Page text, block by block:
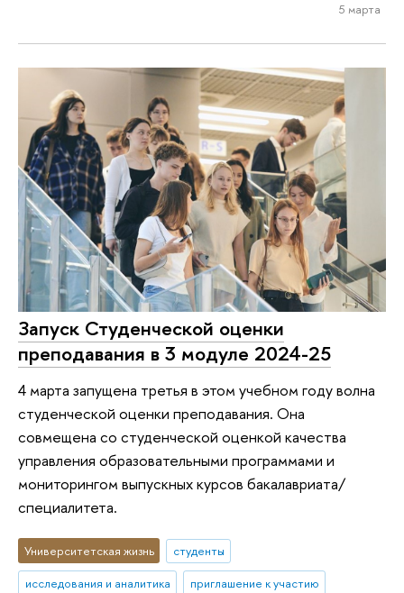
5 марта
Запуск Студенческой оценки
преподавания в 3 модуле 2024-25
4 марта запущена третья в этом учебном году волна
студенческой оценки преподавания. Она
совмещена со студенческой оценкой качества
управления образовательными программами и
мониторингом выпускных курсов бакалавриата/
специалитета.
Университетская жизнь
студенты
исследования и аналитика
приглашение к участию